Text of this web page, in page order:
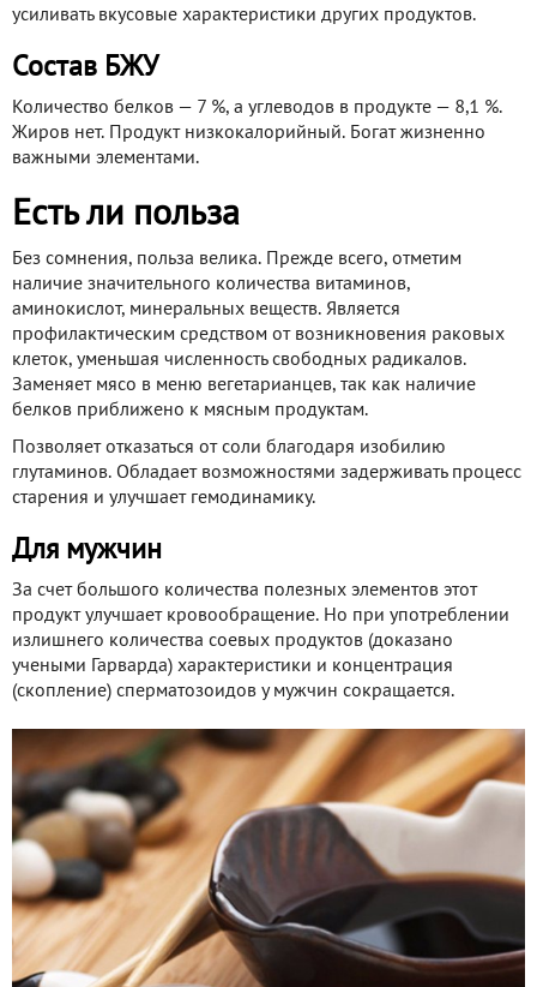
усиливать вкусовые характеристики других продуктов.
Состав БЖУ
Количество белков — 7 %, а углеводов в продукте — 8,1 %.
Жиров нет. Продукт низкокалорийный. Богат жизненно
важными элементами.
Есть ли польза
Без сомнения, польза велика. Прежде всего, отметим
наличие значительного количества витаминов,
аминокислот, минеральных веществ. Является
профилактическим средством от возникновения раковых
клеток, уменьшая численность свободных радикалов.
Заменяет мясо в меню вегетарианцев, так как наличие
белков приближено к мясным продуктам.
Позволяет отказаться от соли благодаря изобилию
глутаминов. Обладает возможностями задерживать процесс
старения и улучшает гемодинамику.
Для мужчин
За счет большого количества полезных элементов этот
продукт улучшает кровообращение. Но при употреблении
излишнего количества соевых продуктов (доказано
учеными Гарварда) характеристики и концентрация
(скопление) сперматозоидов у мужчин сокращается.